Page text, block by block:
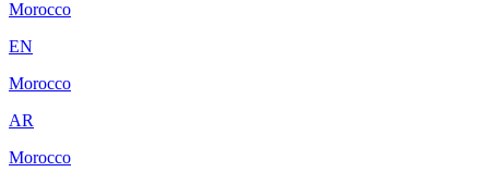
Morocco
EN
Morocco
AR
Morocco